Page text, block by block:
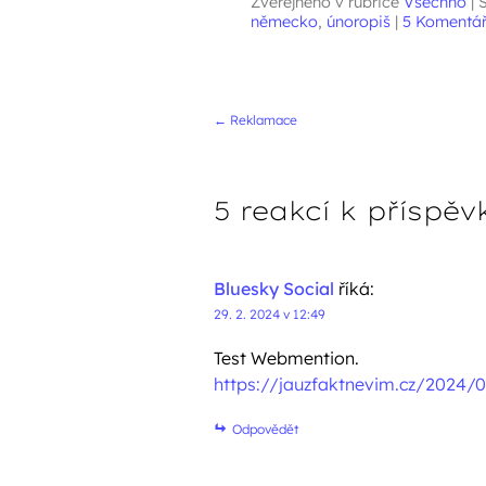
německo, únoropiš | 5
Navigace
← Reklamace
5 reakcí k
Bluesky Social říká:
29. 2. 2024 v 12:49
Test Webmention.
https://jauzfaktnevim.cz/2024/
Odpovědět